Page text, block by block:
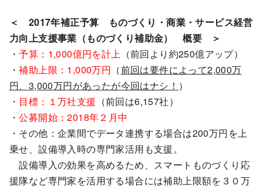
＜ 2017年補正予算 ものづくり・商業・サービス経営
力向上支援事業（ものづくり補助金） 概要 ＞
・予算：1,000億円を計上 （前回より約250億アップ）
・補助上限：1,000万円 （前回は要件によって2,000万
円、3,000万円があったが今回はナシ！ ）
・ 目標：１万社支援 （前回は6,157社）
・公募開始：2018年２月中
・その他：企業間でデータ連携する場合は200万円を上
乗せ、設備導入時の専門家活用も支援。
設備導入の効果を高めるため、スマートものづくり応
援隊など専門家を活用する場合には補助上限額を３０万